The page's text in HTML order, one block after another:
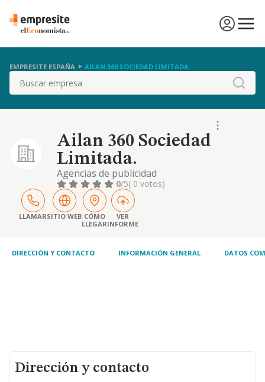
EMPRESITE ESPAÑA AILAN 360 SOCIEDAD LIMITADA.
Buscar
Ailan 360 Sociedad
Limitada.
Agencias de publicidad
0/5( 0 votos)
LLAMARSITIO WEB CÓMO
LLEGAR
VER
INFORME
DIRECCIÓN Y CONTACTO INFORMACIÓN GENERAL DATOS
Dirección y contacto